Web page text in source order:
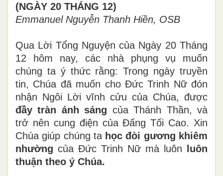
(NGÀY 20 THÁNG 12)
Emmanuel Nguyễn Thanh Hiền, OSB
Qua Lời Tổng Nguyện của Ngày 20 Tháng
12 hôm nay, các nhà phụng vụ muốn
chúng ta ý thức rằng: Trong ngày truyền
tin, Chúa đã muốn cho Đức Trinh Nữ đón
nhận Ngôi Lời vĩnh cửu của Chúa, được
đầy tràn ánh sáng của Thánh Thần, và
trở nên cung điện của Đấng Tối Cao. Xin
Chúa giúp chúng ta học đòi gương khiêm
nhường của Đức Trinh Nữ mà luôn luôn
thuận theo ý Chúa.